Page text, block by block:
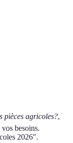
pièces agricoles?,
besoins.
2026".